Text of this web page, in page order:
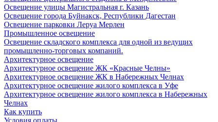
Освещение улицы Магистральная г. Казань
Освещение города Буйнакск, Республики Дагестан
Освещение парковки Леруа Мерлен
Промышленное освещение
Освещение складского комплекса для одной из ведущих
промышленно-торговых компаний.
Архитектурное освещение
Архитектурное освещение ЖК «Красные Челны»
Архитектурное освещение ЖК в Набережных Челнах
Архитектурное освещение жилого комплекса в Уфе
Архитектурное освещение жилого комплекса в Набережных
Челнах
Как купить
Условия оплаты